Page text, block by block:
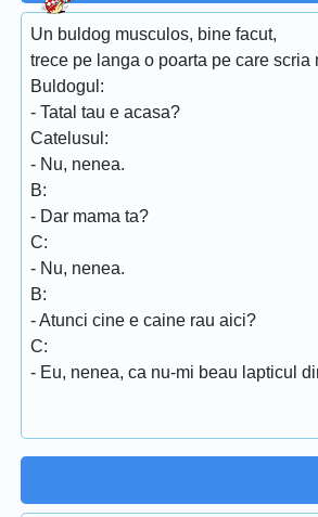
Un buldog musculos, bine facut,
trece pe langa o poarta pe care
Buldogul:
- Tatal tau e acasa?
Catelusul:
- Nu, nenea.
B:
- Dar mama ta?
C:
- Nu, nenea.
B:
- Atunci cine e caine rau aici?
C:
- Eu, nenea, ca nu-mi beau lapticul